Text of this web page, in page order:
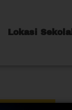
Lokasi